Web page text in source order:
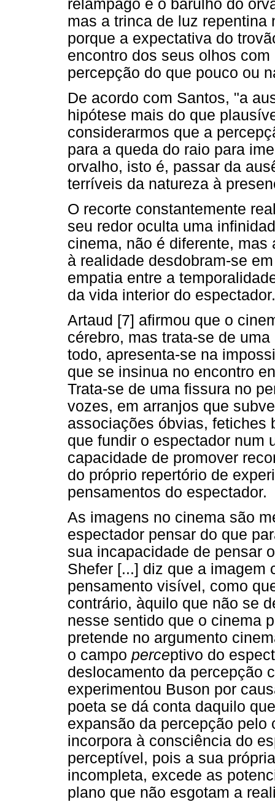
relâmpago e o barulho do
mas a trinca de luz
porque a expectativa do
encontro dos seus olhos
percepção do que pouco ou
De acordo com Santos, "a
hipótese mais do que
considerarmos que a
para a queda do raio para
orvalho, isto é, passar da
terríveis da natureza à
O recorte constantemente
seu redor oculta uma
cinema, não é diferente,
à realidade desdobram-se
empatia entre a
da vida interior do espectador.
Artaud [7] afirmou que o
cérebro, mas trata-se de
todo, apresenta-se na
que se insinua no encontro
Trata-se de uma fissura no
vozes, em arranjos que
associações óbvias, fetiches
que fundir o espectador num
capacidade de promover
do próprio repertório de
pensamentos do espectador.
As imagens no cinema são
espectador pensar do que
sua incapacidade de pensar
Shefer [...] diz que a imagem
pensamento visível, como
contrário, àquilo que não se
nesse sentido que o cinema
pretende no argumento
o campo perceptivo do
deslocamento da percepção
experimentou Buson por
poeta se dá conta daquilo
expansão da percepção
incorpora à consciência do
perceptível, pois a sua
incompleta, excede as
plano que não esgotam a